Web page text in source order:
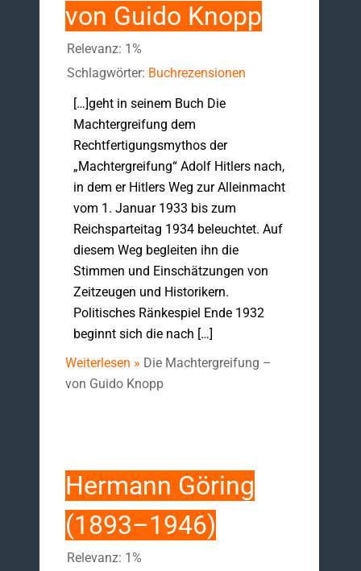
von Guido Knopp
Relevanz: 1%
Schlagwörter: Buchrezensionen
[…]geht in seinem Buch Die
Machtergreifung dem
Rechtfertigungsmythos der
„Machtergreifung“ Adolf Hitlers nach,
in dem er Hitlers Weg zur Alleinmacht
vom 1. Januar 1933 bis zum
Reichsparteitag 1934 beleuchtet. Auf
diesem Weg begleiten ihn die
Stimmen und Einschätzungen von
Zeitzeugen und Historikern.
Politisches Ränkespiel Ende 1932
beginnt sich die nach […]
Weiterlesen » Die Machtergreifung –
von Guido Knopp
Hermann Göring
(1893–1946)
Relevanz: 1%